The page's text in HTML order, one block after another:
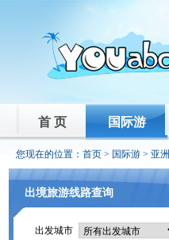
首 页 国际游
您现在的位置： 首页 > 国际游 > 亚洲
出境旅游线路查询
出发城市